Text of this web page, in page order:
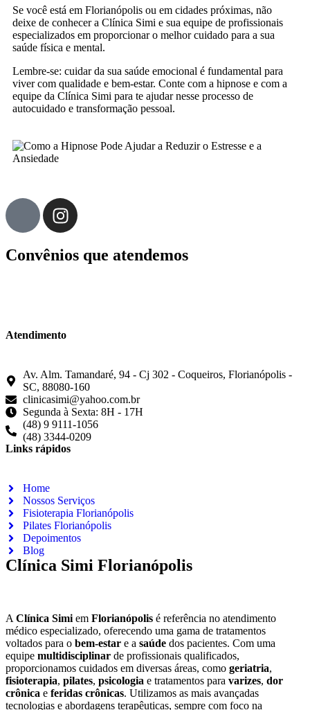
Se você está em Florianópolis ou em cidades próximas, não
deixe de conhecer a Clínica Simi e sua equipe de profissionais
especializados em proporcionar o melhor cuidado para a sua
saúde física e mental.
Lembre-se: cuidar da sua saúde emocional é fundamental para
viver com qualidade e bem-estar. Conte com a hipnose e com a
equipe da Clínica Simi para te ajudar nesse processo de
autocuidado e transformação pessoal.
Convênios que atendemos
Atendimento
Av. Alm. Tamandaré, 94 - Cj 302 - Coqueiros, Florianópolis -
SC, 88080-160
clinicasimi@yahoo.com.br
Segunda à Sexta: 8H - 17H
(48) 9 9111-1056
(48) 3344-0209
Links rápidos
Home
Nossos Serviços
Fisioterapia Florianópolis
Pilates Florianópolis
Depoimentos
Blog
Clínica Simi Florianópolis
A Clínica Simi em Florianópolis é referência no atendimento
médico especializado, oferecendo uma gama de tratamentos
voltados para o bem-estar e a saúde dos pacientes. Com uma
equipe multidisciplinar de profissionais qualificados,
proporcionamos cuidados em diversas áreas, como geriatria,
fisioterapia, pilates, psicologia e tratamentos para varizes, dor
crônica e feridas crônicas. Utilizamos as mais avançadas
tecnologias e abordagens terapêuticas, sempre com foco na